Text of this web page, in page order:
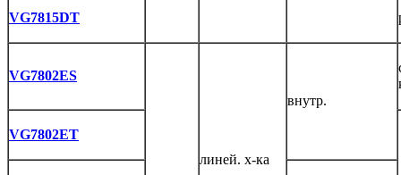
VG7815DT
VG7802ES
линей. х-ка
внутр.
VG7802ET